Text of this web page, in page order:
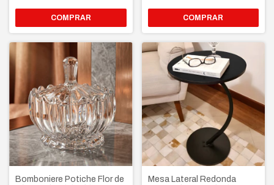
COMPRAR
Bomboniere Potiche Flor de
Mesa Lateral Redonda